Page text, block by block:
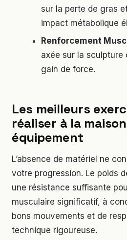
sur la perte de gras
impact métabolique
Renforcement
axée sur la sculpture
gain de force.
Les meilleurs
réaliser à la
équipement
L’absence de matériel ne
votre progression. Le poids
une résistance suffisante
musculaire significatif, à
bons mouvements et de
technique rigoureuse.